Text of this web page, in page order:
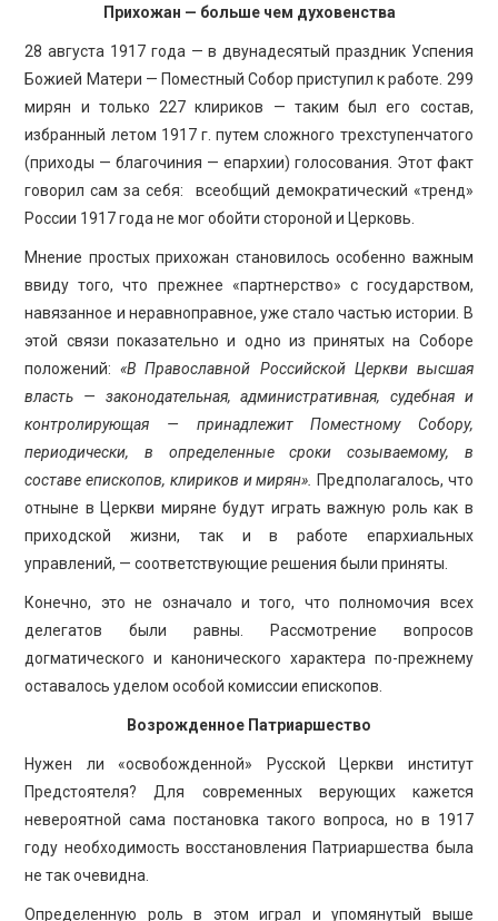
Прихожан — больше чем духовенства
28 августа 1917 года — в двунадесятый праздник Успения
Божией Матери — Поместный Собор приступил к работе. 299
мирян и только 227 клириков — таким был его состав,
избранный летом 1917 г. путем сложного трехступенчатого
(приходы — благочиния — епархии) голосования. Этот факт
говорил сам за себя: всеобщий демократический «тренд»
России 1917 года не мог обойти стороной и Церковь.
Мнение простых прихожан становилось особенно важным
ввиду того, что прежнее «партнерство» с государством,
навязанное и неравноправное, уже стало частью истории. В
этой связи показательно и одно из принятых на Соборе
положений:«В Православной Российской Церкви высшая
власть — законодательная, административная, судебная и
контролирующая — принадлежит Поместному Собору,
периодически, в определенные сроки созываемому, в
составе епископов, клириков и мирян».
Предполагалось, что
отныне в Церкви миряне будут играть важную роль как в
приходской жизни, так и в работе епархиальных
управлений, — соответствующие решения были приняты.
Конечно, это не означало и того, что полномочия всех
делегатов были равны. Рассмотрение вопросов
догматического и канонического характера по-прежнему
оставалось уделом особой комиссии епископов.
Возрожденное Патриаршество
Нужен ли «освобожденной» Русской Церкви институт
Предстоятеля? Для современных верующих кажется
невероятной сама постановка такого вопроса, но в 1917
году необходимость восстановления Патриаршества была
не так очевидна.
Определенную роль в этом играл и упомянутый выше